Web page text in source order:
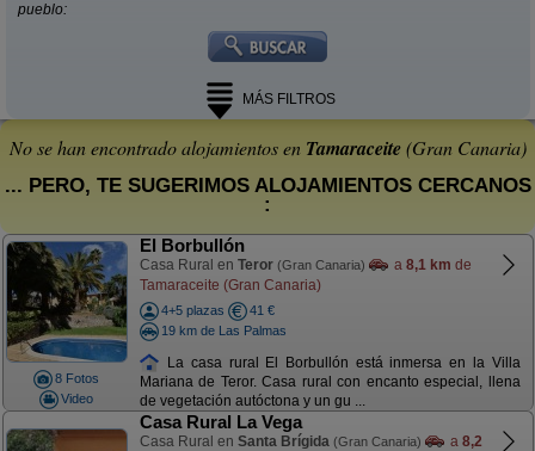
pueblo:
MÁS FILTROS
No se han encontrado alojamientos en Tamaraceite(Gran Canaria)
... PERO, TE SUGERIMOS ALOJAMIENTOS CERCANOS
:
8 Fotos
Video
El Borbullón
Casa Rural en Teror (Gran Canaria) a 8,1 km de
Tamaraceite (Gran Canaria)
4+5 plazas
41 €
19 km de Las Palmas
La casa rural El Borbullón está inmersa en la Villa
Mariana de Teror. Casa rural con encanto especial, llena
de vegetación autóctona y un gu ...
Casa Rural La Vega
Casa Rural en Santa Brígida (Gran Canaria) a 8,2